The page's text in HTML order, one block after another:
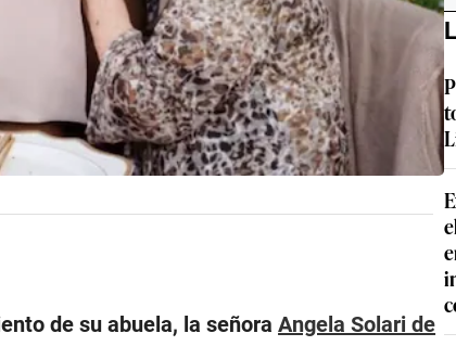
de su abuela, la señoraAngela Solari de